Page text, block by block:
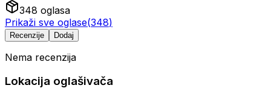
348 oglasa
Prikaži sve oglase(348)
Recenzije Dodaj
Nema recenzija
Lokacija oglašivača